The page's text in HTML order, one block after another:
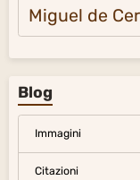
Miguel de
Blog
Immagini
Citazioni